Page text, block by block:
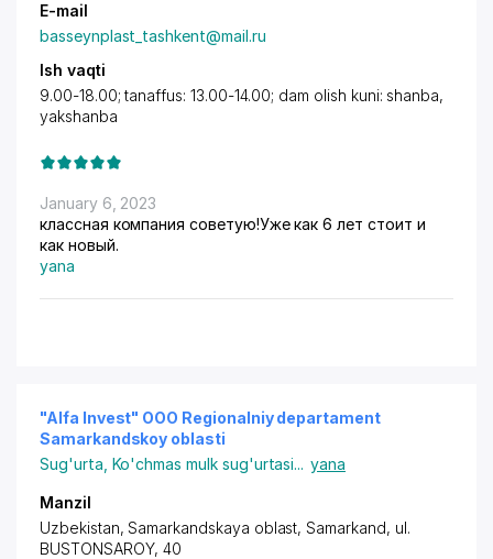
E-mail
basseynplast_tashkent@mail.ru
Ish vaqti
9.00-18.00; tanaffus: 13.00-14.00; dam olish kuni: shanba,
yakshanba
January 6, 2023
классная компания советую!Уже как 6 лет стоит и
как новый.
yana
"Alfa Invest" OOO Regionalniy departament
Samarkandskoy oblasti
Sug'urta Ko'chmas mulk sug'urtasi... yana
Manzil
Uzbekistan,Samarkandskaya oblast,Samarkand, ul.
BUSTONSAROY, 40